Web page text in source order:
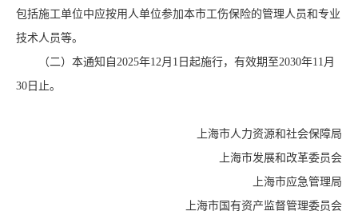
包括施工单位中应按用人单位参加本市工伤保险的管理人员和专业
技术人员等。
（二）本通知自2025年12月1日起施行，有效期至2030年11月
30日止。
上海市人力资源和社会保障局
上海市发展和改革委员会
上海市应急管理局
上海市国有资产监督管理委员会